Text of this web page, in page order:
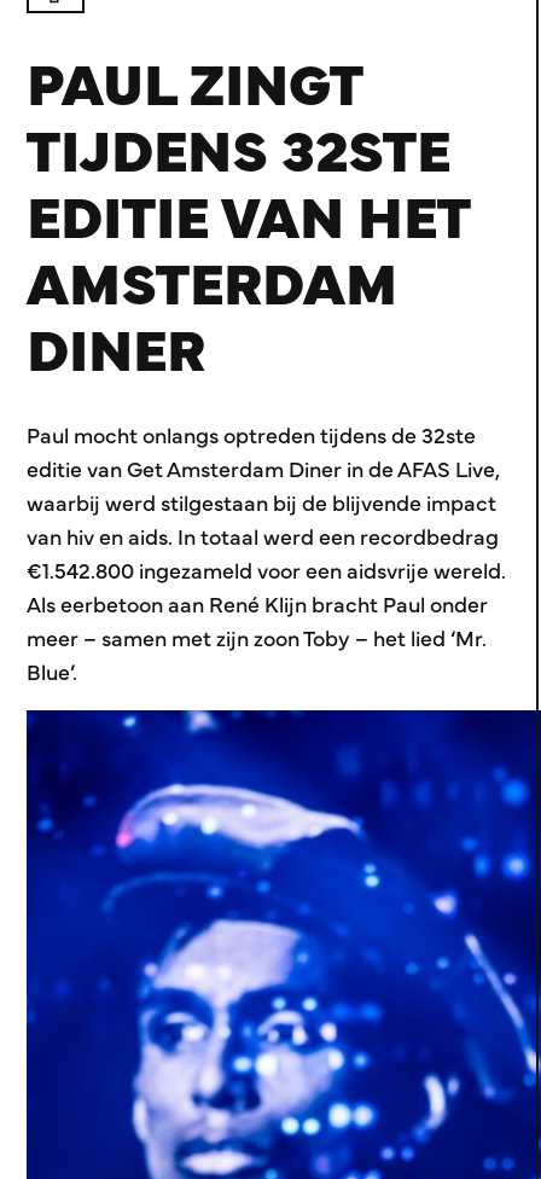
PAUL ZINGT
TIJDENS 32STE
EDITIE VAN HET
AMSTERDAM
DINER
Paul mocht onlangs optreden tijdens de 32ste
editie van Get Amsterdam Diner in de AFAS Live,
waarbij werd stilgestaan bij de blijvende impact
van hiv en aids. In totaal werd een recordbedrag
€1.542.800 ingezameld voor een aidsvrije wereld.
Als eerbetoon aan René Klijn bracht Paul onder
meer – samen met zijn zoon Toby – het lied ‘Mr.
Blue’.